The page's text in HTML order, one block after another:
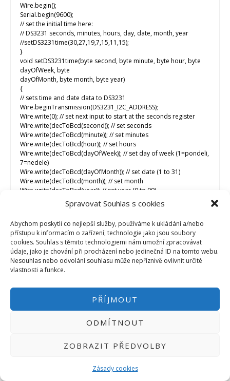
Spravovat Souhlas s cookies
Abychom poskytli co nejlepší služby, používáme k ukládání a/nebo
přístupu k informacím o zařízení, technologie jako jsou soubory
cookies. Souhlas s těmito technologiemi nám umožní zpracovávat
údaje, jako je chování při procházení nebo jedinečná ID na tomto webu.
Nesouhlas nebo odvolání souhlasu může nepříznivě ovlivnit určité
vlastnosti a funkce.
PŘÍJMOUT
ODMÍTNOUT
ZOBRAZIT PŘEDVOLBY
Zásady cookies
Wire.begin();
Serial.begin(9600);
// set the initial time here:
// DS3231 seconds, minutes, hours, day, date, month, year
//setDS3231time(30,27,19,7,15,11,15);
}
void setDS3231time(byte second, byte minute, byte hour, byte
dayOfWeek, byte
dayOfMonth, byte month, byte year)
{
// sets time and date data to DS3231
Wire.beginTransmission(DS3231_I2C_ADDRESS);
Wire.write(0); // set next input to start at the seconds register
Wire.write(decToBcd(second)); // set seconds
Wire.write(decToBcd(minute)); // set minutes
Wire.write(decToBcd(hour)); // set hours
Wire.write(decToBcd(dayOfWeek)); // set day of week (1=pondeli,
7=nedele)
Wire.write(decToBcd(dayOfMonth)); // set date (1 to 31)
Wire.write(decToBcd(month)); // set month
Wire.write(decToBcd(year)); // set year (0 to 99)
Wire.endTransmission();
byte *minute,
byte *hour,
byte *dayOfWeek,
byte *dayOfMonth,
byte *month,
byte *year)
Wire.write(0); // set DS3231 register pointer to 00h
Wire.endTransmission();
Wire.requestFrom(DS3231_I2C_ADDRESS, 7);
*second = bcdToDec(Wire.read() & 0x7f);
*hour = bcdToDec(Wire.read() & 0x3f);
*dayOfWeek = bcdToDec(Wire.read());